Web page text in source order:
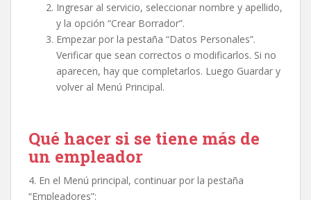
Ingresar al servicio, seleccionar nombre y apellido,
y la opción “Crear Borrador”.
Empezar por la pestaña “Datos Personales”.
Verificar que sean correctos o modificarlos. Si no
aparecen, hay que completarlos. Luego Guardar y
volver al Menú Principal.
Qué hacer si se tiene más de
un empleador
4. En el Menú principal, continuar por la pestaña
“Empleadores”: